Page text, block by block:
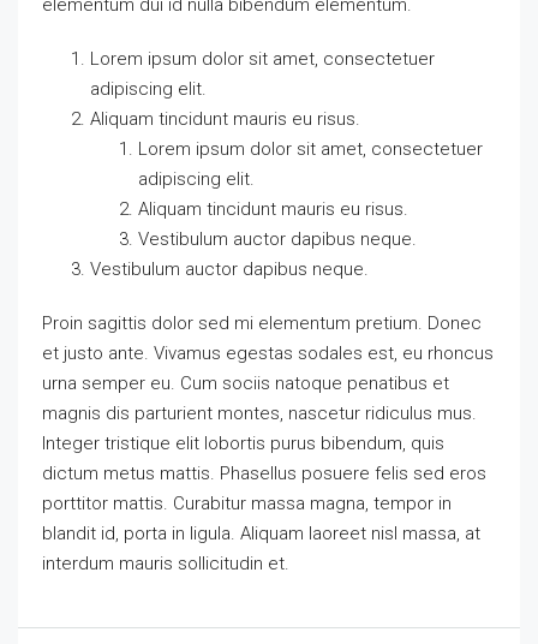
elementum dui id nulla bibendum elementum.
Lorem ipsum dolor sit amet, consectetuer
adipiscing elit.
Aliquam tincidunt mauris eu risus.
Lorem ipsum dolor sit amet, consectetuer
adipiscing elit.
Aliquam tincidunt mauris eu risus.
Vestibulum auctor dapibus neque.
Vestibulum auctor dapibus neque.
Proin sagittis dolor sed mi elementum pretium. Donec
et justo ante. Vivamus egestas sodales est, eu rhoncus
urna semper eu. Cum sociis natoque penatibus et
magnis dis parturient montes, nascetur ridiculus mus.
Integer tristique elit lobortis purus bibendum, quis
dictum metus mattis. Phasellus posuere felis sed eros
porttitor mattis. Curabitur massa magna, tempor in
blandit id, porta in ligula. Aliquam laoreet nisl massa, at
interdum mauris sollicitudin et.